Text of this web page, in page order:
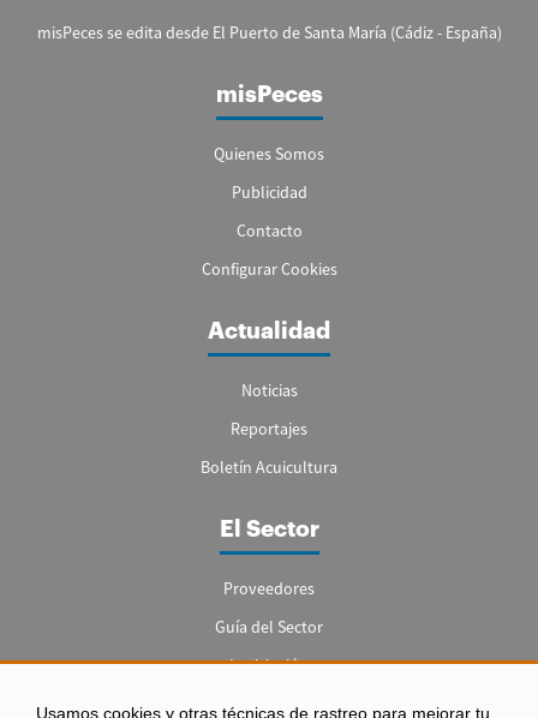
Usamos cookies y otras técnicas de rastreo para mejorar tu
misPeces se edita desde El Puerto de Santa María (Cádiz - España)
misPeces
Quienes Somos
Publicidad
Contacto
Configurar Cookies
Actualidad
Noticias
Reportajes
Boletín Acuicultura
El Sector
Proveedores
Guía del Sector
Legislación
Empleo